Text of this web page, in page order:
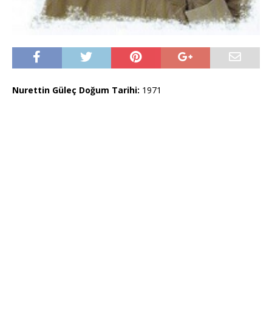
Nurettin Güleç Doğum Tarihi: 1971